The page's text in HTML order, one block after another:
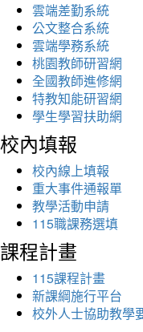
雲端差勤系統
公文整合系統
雲端學務系統
桃園教師研習網
全國教師進修網
特教知能研習網
學生學習扶助網
校內填報
校內線上填報
重大事件通報單
教學活動申請
115職課務選填
課程計畫
115課程計畫
新課綱施行平台
校外人士協助教學